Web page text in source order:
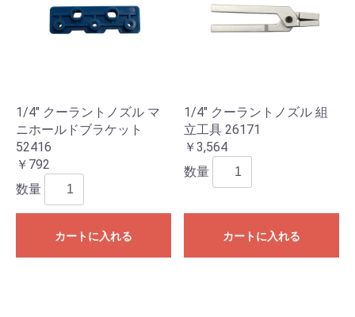
1/4" クーラントノズル マ
ニホールドブラケット
52416
￥792
数量
カートに入れる
1/4" クーラントノズル 組
立工具 26171
￥3,564
数量
カートに入れる